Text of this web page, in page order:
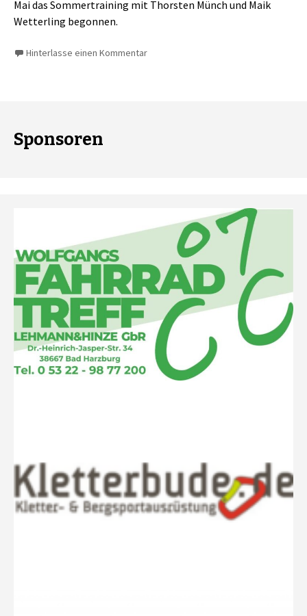
Mai das Sommertraining mit Thorsten Münch und Maik
Wetterling begonnen.
Hinterlasse einen Kommentar
Sponsoren